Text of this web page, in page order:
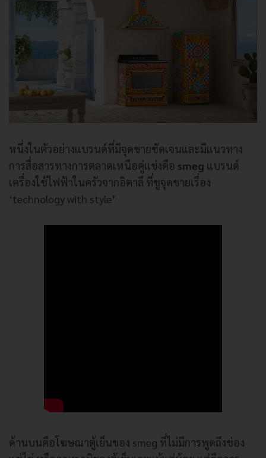
หนึ่งในตัวอย่างแบรนด์ที่มีจุดขายชัดเจนและมีแนวทาง
การสื่อสารทางการตลาดเหนือคู่แข่งคือ smeg แบรนด์
เครื่องใช้ไฟฟ้าในครัวจากอิตาลี ที่ชูจุดขายเรื่อง
‘technology with style’
ด้านบนคือโฆษณาตู้เย็นของ smeg ที่ไม่มีการพูดถึงช่อง